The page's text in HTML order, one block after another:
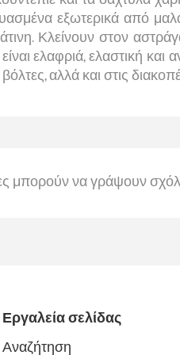
εξωτερικά από
Κλείνουν στον
ελαφριά, ελαστική και
αλλά και στις
μπορούν να γράψουν
Εργαλεία σελίδας
Αναζήτηση